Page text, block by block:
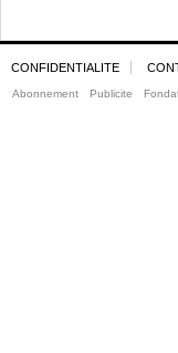
CONFIDENTIALITE
Abonnement Publicite